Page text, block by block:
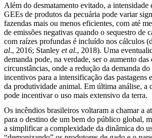
Além do desmatamento evitado, a intensidade
GEEs de produtos da pecuária pode variar
fazendas mais ou menos eficientes, com até
de emissões negativas quando o sequestro de
com raízes profundas é incluído nos cálculos
al., 2016; Stanley et al., 2018). Uma
demanda pode, na verdade, ser o aumento das
circunstâncias, onde a redução da demanda
incentivos para a intensificação das pastagens
da produtividade animal. Em última análise, a
pode incentivar o uso mais extensivo da terra.
Os incêndios brasileiros voltaram a chamar a
para o destino de um bem do público global,
a simplificar a complexidade da dinâmica do